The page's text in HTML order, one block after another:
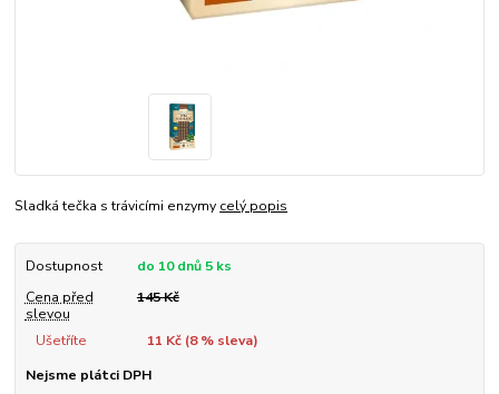
Sladká tečka s trávicími enzymy celý popis
Dostupnost
do 10 dnů 5 ks
Cena před
slevou
145 Kč
Ušetříte 11 Kč (8% sleva)
Nejsme plátci DPH